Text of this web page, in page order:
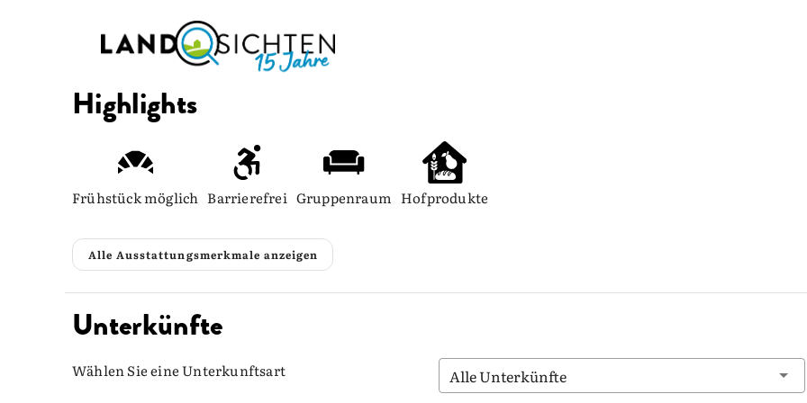
Highlights
Frühstück möglich Barrierefrei Gruppenraum Hofprodukte
Alle Ausstattungsmerkmale anzeigen
Unterkünfte
Wählen Sie eine Unterkunftsart Alle Unterkünfte